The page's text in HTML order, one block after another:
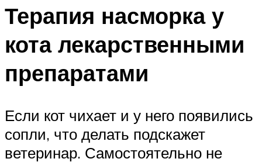
Терапия насморка у
кота лекарственными
препаратами
Если кот чихает и у него появились
сопли, что делать подскажет
ветеринар. Самостоятельно не